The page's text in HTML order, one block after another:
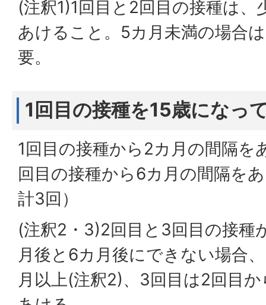
(注釈1)1回目と2回目の接種は
あけること。5カ月未満の場合
要。
1回目の接種を15歳になっ
1回目の接種から2カ月の間隔を
回目の接種から6カ月の間隔を
計3回）
(注釈2・3)2回目と3回目の接種
月後と6カ月後にできない場合
月以上(注釈2)、3回目は2回目